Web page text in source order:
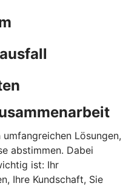
Lösungen,
abstimmen. Dabei
ist: Ihr
Ihre Kundschaft, Sie